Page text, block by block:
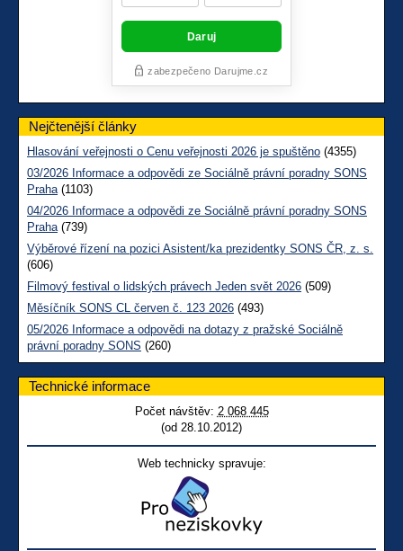
Nejčtenější články
Hlasování veřejnosti o Cenu veřejnosti 2026 je spuštěno (4355)
03/2026 Informace a odpovědi ze Sociálně právní poradny SONS
Praha(1103)
04/2026 Informace a odpovědi ze Sociálně právní poradny SONS
Praha(739)
Výběrové řízení na pozici Asistent/ka prezidentky SONS ČR, z. s.
(606)
Filmový festival o lidských právech Jeden svět 2026 (509)
Měsíčník SONS CL červen č. 123 2026 (493)
05/2026 Informace a odpovědi na dotazy z pražské Sociálně
právní poradny SONS (260)
Technické informace
Počet návštěv: 2 068 445
(od 28.10.2012)
Web technicky spravuje: